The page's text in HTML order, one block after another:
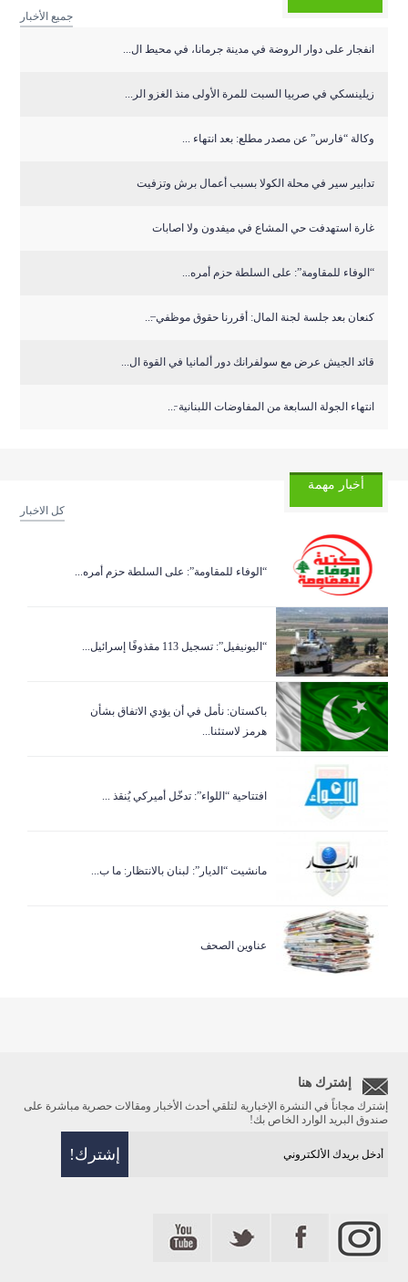
جميع الأخبار
انفجار على دوار الروضة في مدينة جرمانا، في محيط ال...
زيلينسكي في صربيا السبت للمرة الأولى منذ الغزو الر...
وكالة “فارس” عن مصدر مطلع: بعد انتهاء ...
تدابير سير في محلة الكولا بسبب أعمال برش وتزفيت
غارة استهدفت حي المشاع في ميفدون ولا اصابات
“الوفاء للمقاومة”: على السلطة حزم أمره...
كنعان بعد جلسة لجنة المال: أقررنا حقوق موظفي ̶...
قائد الجيش عرض مع سولفرانك دور ألمانيا في القوة ال...
انتهاء الجولة السابعة من المفاوضات اللبنانية ̵...
أخبار مهمة
كل الاخبار
“الوفاء للمقاومة”: على السلطة حزم أمره...
“اليونيفيل”: تسجيل 113 مقذوفًا إسرائيل...
باكستان: نأمل في أن يؤدي الاتفاق بشأن
هرمز لاستئنا...
افتتاحية “اللواء”: تدخّل أميركي يُنقذ ...
مانشيت “الديار”: لبنان بالانتظار: ما ب...
عناوين الصحف
إشترك هنا
إشترك مجاناً في النشرة الإخبارية لتلقي أحدث الأخبار ومقالات حصرية مباشرة على
صندوق البريد الوارد الخاص بك!